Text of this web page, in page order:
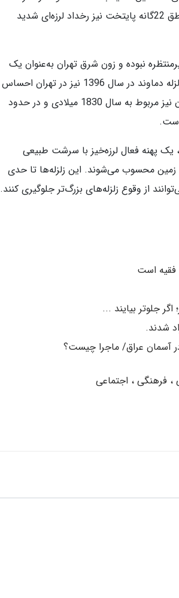
لرزه‌خیزی فعال‌تر از محدوده شهر تهران است و در مناطق 22گانه پایتخت نیز رخداد لرزه‌ای شدید
نبوده و زون شرق تهران به‌عنوان یک
ناحیه فعال لرزه‌ای شناخته می‌شود. مخاطبان تسنیم زلزله دماوند در سال 1396 نیز در تهران احساس
شد را به خاطر دارند. آخرین زلزله مخرب تاریخی تهران نیز مربوط به سال 1830 میلادی و در حدود
یک پهنه فعال لرزه‌خیز با سرشت طبیعی
زمین محسوب می‌شوند. این زلزله‌ها تا حدی
از وقوع زلزله‌های بزرگ‌تر جلوگیری کنند.
فقیه است
جلوتر بیایند ...
فرهنگی ، اجتماعی